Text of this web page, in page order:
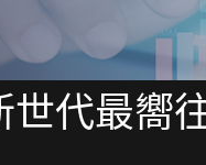
世代最嚮